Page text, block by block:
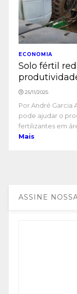
ECONOMIA
Solo fértil
25/11/2025
Por André Garcia
pode ajudar o
fertilizantes em
Mais
ASSINE